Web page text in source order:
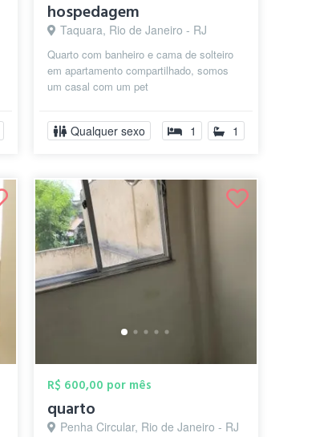
hospedagem
Taquara, Rio de Janeiro - RJ
Quarto com banheiro e cama de solteiro
em apartamento compartilhado, somos
um casal com um pet
Qualquer sexo 1 1
R$ 600,00 por mês
quarto
Penha Circular, Rio de Janeiro - RJ